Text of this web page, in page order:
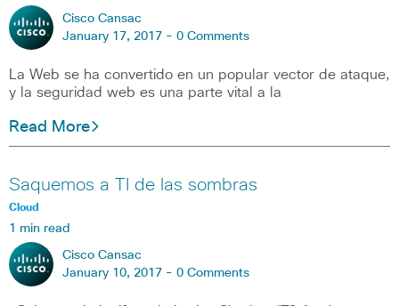
Cisco Cansac
January 17, 2017 - 0 Comments
La Web se ha convertido en un popular vector de ataque,
y la seguridad web es una parte vital a la
Read More
Saquemos a TI de las sombras
Cloud
1 min read
Cisco Cansac
January 10, 2017 - 0 Comments